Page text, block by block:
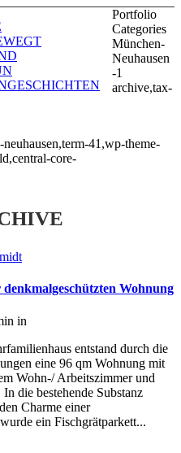
Portfolio
Categories
München-
Neuhausen
-1
archive,tax-
41,wp-theme-
core-
Wohnung
in
entstand durch die
eine 96 qm Wohnung mit
Wohn-/ Arbeitszimmer und
die bestehende Substanz
Charme einer
ein Fischgrätparkett...